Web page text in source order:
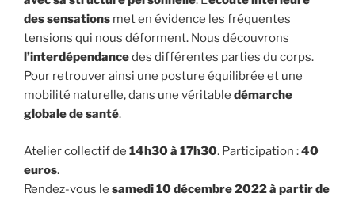
des sensations met en évidence les fréquentes
tensions qui nous déforment. Nous découvrons
l’interdépendancedes différentes parties du corps.
Pour retrouver ainsi une posture équilibrée et une
mobilité naturelle, dans une véritable démarche
globale de santé.
Atelier collectif de 14h30 à 17h30. Participation :40
euros.
Rendez-vous le samedi 10 décembre 2022 à partir de